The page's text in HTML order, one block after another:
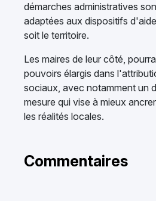
démarches administratives
adaptées aux dispositifs
soit le territoire.
Les maires de leur côté,
pouvoirs élargis dans
sociaux, avec notamment un
mesure qui vise à mieux
les réalités locales.
Commentaires